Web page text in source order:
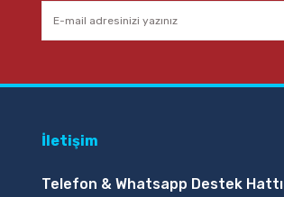
İletişim
Telefon & Whatsapp Destek Hattı